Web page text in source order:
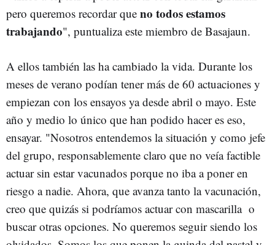
pero queremos recordar que no todos estamos
trabajando", puntualiza este miembro de Basajaun.
A ellos también las ha cambiado la vida. Durante los
meses de verano podían tener más de 60 actuaciones y
empiezan con los ensayos ya desde abril o mayo. Este
año y medio lo único que han podido hacer es eso,
ensayar. "Nosotros entendemos la situación y como jefe
del grupo, responsablemente claro que no veía factible
actuar sin estar vacunados porque no iba a poner en
riesgo a nadie. Ahora, que avanza tanto la vacunación,
creo que quizás si podríamos actuar con mascarilla o
buscar otras opciones. No queremos seguir siendo los